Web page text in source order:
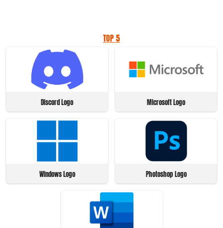
TOP 5
Discord Logo Microsoft Logo
Windows Logo Photoshop Logo